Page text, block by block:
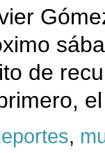
de
,